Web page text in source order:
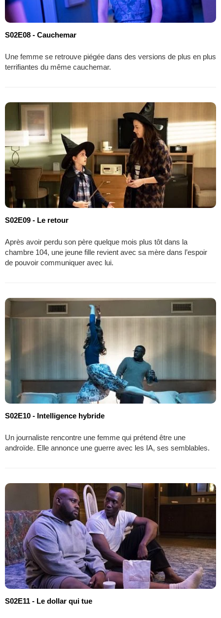
S02E08 - Cauchemar
Une femme se retrouve piégée dans des versions de plus en plus
terrifiantes du même cauchemar.
S02E09 - Le retour
Après avoir perdu son père quelque mois plus tôt dans la
chambre 104, une jeune fille revient avec sa mère dans l’espoir
de pouvoir communiquer avec lui.
S02E10 - Intelligence hybride
Un journaliste rencontre une femme qui prétend être une
androïde. Elle annonce une guerre avec les IA, ses semblables.
S02E11 - Le dollar qui tue